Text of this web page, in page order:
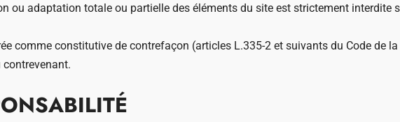
ou adaptation totale ou partielle des éléments du site est strictement interdite
comme constitutive de contrefaçon (articles L.335-2 et suivants du Code de